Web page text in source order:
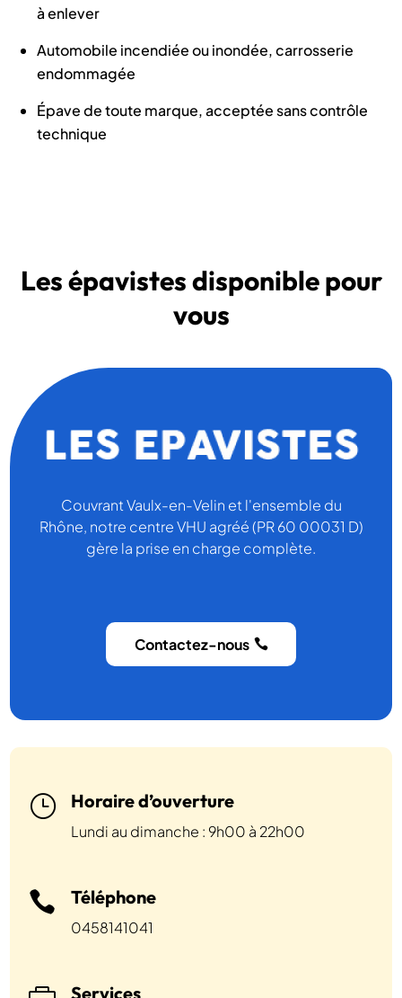
à enlever
Automobile incendiée ou inondée, carrosserie
endommagée
Épave de toute marque, acceptée sans contrôle
technique
Les épavistes disponible pour
vous
Couvrant Vaulx-en-Velin et l'ensemble du
Rhône, notre centre VHU agréé (PR 60 00031 D)
gère la prise en charge complète.
Contactez-nous
} Horaire d’ouverture
Lundi au dimanche : 9h00 à 22h00
 Téléphone
0458141041
Services